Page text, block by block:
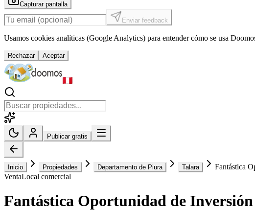
Capturar pantalla
Enviar feedback
Usamos cookies analíticas (Google Analytics) para entender cómo se usa
Rechazar Aceptar
Publicar gratis
Inicio Propiedades Departamento de Piura Talara
Fantástica
VentaLocal comercial
Fantástica Oportunidad de